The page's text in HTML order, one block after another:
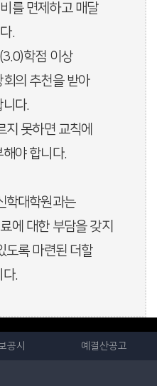
를 면제하고 매달
.
학점 이상
의 추천을 받아
다.
못하면 교칙에
야 합니다.
학대학원과는
에 대한 부담을 갖지
도록 마련된 더할
.
공시 예결산공고